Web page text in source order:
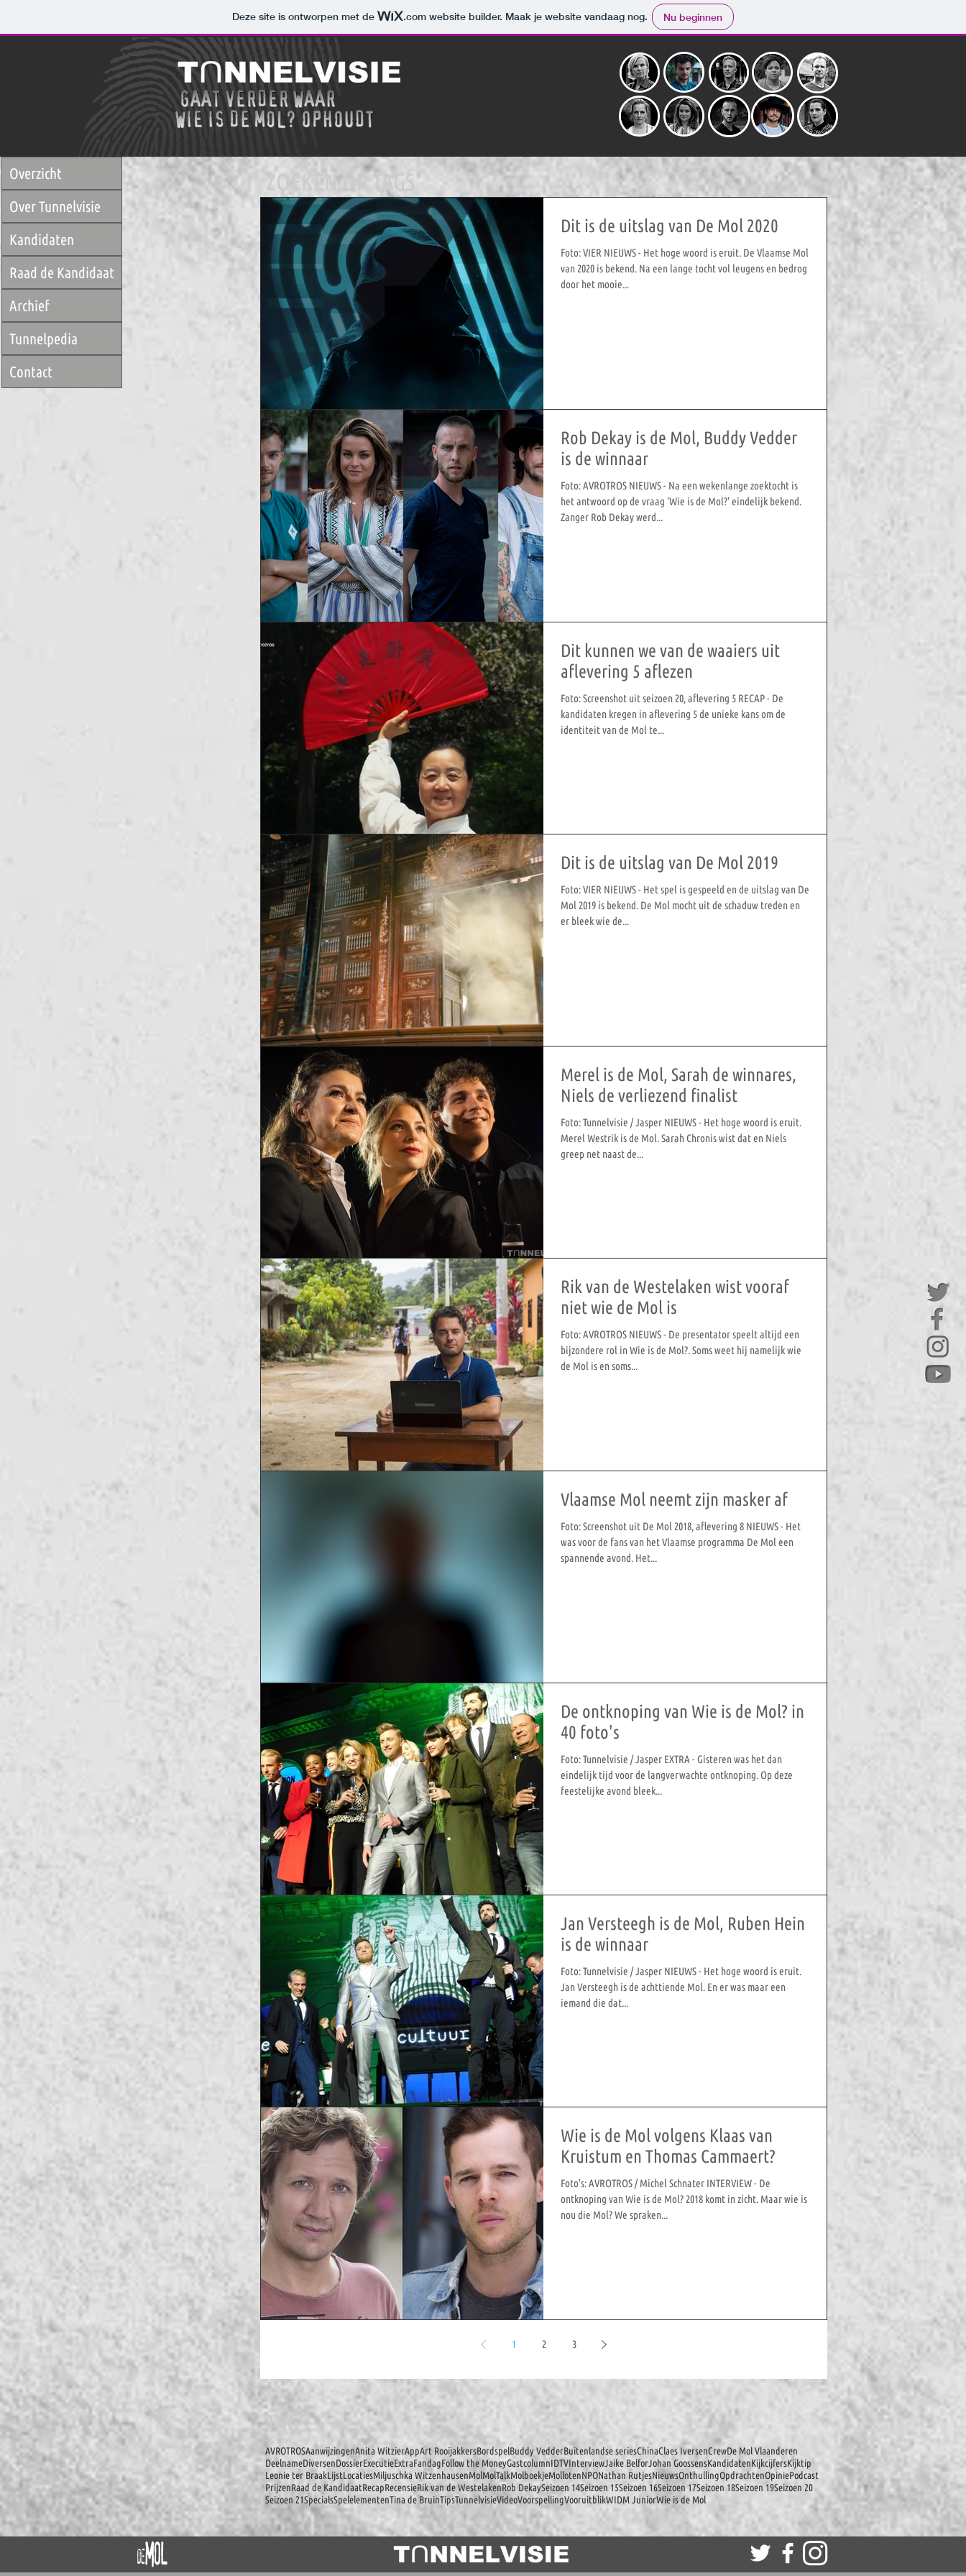
Deze site is ontworpen met de .com website builder. Maak je website vandaag nog. Nu beginnen
Overzicht
Over Tunnelvisie
Kandidaten
Raad de Kandidaat
Archief
Tunnelpedia
Contact
ZOEKEN OP TAGS
Dit is de uitslag van De Mol 2020
Foto: VIER NIEUWS - Het hoge woord is eruit. De Vlaamse Mol
van 2020 is bekend. Na een lange tocht vol leugens en bedrog
door het mooie...
Rob Dekay is de Mol, Buddy Vedder
is de winnaar
Foto: AVROTROS NIEUWS - Na een wekenlange zoektocht is
het antwoord op de vraag 'Wie is de Mol?' eindelijk bekend.
Zanger Rob Dekay werd...
Dit kunnen we van de waaiers uit
aflevering 5 aflezen
Foto: Screenshot uit seizoen 20, aflevering 5 RECAP - De
kandidaten kregen in aflevering 5 de unieke kans om de
identiteit van de Mol te...
Dit is de uitslag van De Mol 2019
Foto: VIER NIEUWS - Het spel is gespeeld en de uitslag van De
Mol 2019 is bekend. De Mol mocht uit de schaduw treden en
er bleek wie de...
Merel is de Mol, Sarah de winnares,
Niels de verliezend finalist
Foto: Tunnelvisie / Jasper NIEUWS - Het hoge woord is eruit.
Merel Westrik is de Mol. Sarah Chronis wist dat en Niels
greep net naast de...
Rik van de Westelaken wist vooraf
niet wie de Mol is
Foto: AVROTROS NIEUWS - De presentator speelt altijd een
bijzondere rol in Wie is de Mol?. Soms weet hij namelijk wie
de Mol is en soms...
Vlaamse Mol neemt zijn masker af
Foto: Screenshot uit De Mol 2018, aflevering 8 NIEUWS - Het
was voor de fans van het Vlaamse programma De Mol een
spannende avond. Het...
De ontknoping van Wie is de Mol? in
40 foto's
Foto: Tunnelvisie / Jasper EXTRA - Gisteren was het dan
eindelijk tijd voor de langverwachte ontknoping. Op deze
feestelijke avond bleek...
Jan Versteegh is de Mol, Ruben Hein
is de winnaar
Foto: Tunnelvisie / Jasper NIEUWS - Het hoge woord is eruit.
Jan Versteegh is de achttiende Mol. En er was maar een
iemand die dat...
Wie is de Mol volgens Klaas van
Kruistum en Thomas Cammaert?
Foto's: AVROTROS / Michel Schnater INTERVIEW - De
ontknoping van Wie is de Mol? 2018 komt in zicht. Maar wie is
nou die Mol? We spraken...
1 2 3
TAGS
AVROTROSAanwijzingenAnita WitzierAppArt RooijakkersBordspelBuddy VedderBuitenlandse seriesChinaClaes IversenCrewDe Mol Vlaanderen
DeelnameDiversenDossierExecutieExtraFandagFollow the MoneyGastcolumnIDTVInterviewJaike BelforJohan GoossensKandidatenKijkcijfersKijktip
Leonie ter BraakLijstLocatiesMiljuschka WitzenhausenMolMolTalkMolboekjeMollotenNPONathan RutjesNieuwsOnthullingOpdrachtenOpiniePodcast
PrijzenRaad de KandidaatRecapRecensieRik van de WestelakenRob DekaySeizoen 14Seizoen 15Seizoen 16Seizoen 17Seizoen 18Seizoen 19Seizoen 20
Seizoen 21SpecialsSpelelementenTina de BruinTipsTunnelvisieVideoVoorspellingVooruitblikWIDM JuniorWie is de Mol